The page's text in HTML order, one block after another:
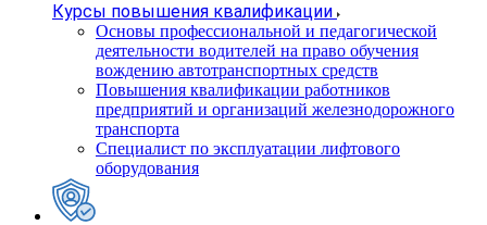
Курсы повышения квалификации
Основы профессиональной и педагогической
деятельности водителей на право обучения
вождению автотранспортных средств
Повышения квалификации работников
предприятий и организаций железнодорожного
транспорта
Специалист по эксплуатации лифтового
оборудования